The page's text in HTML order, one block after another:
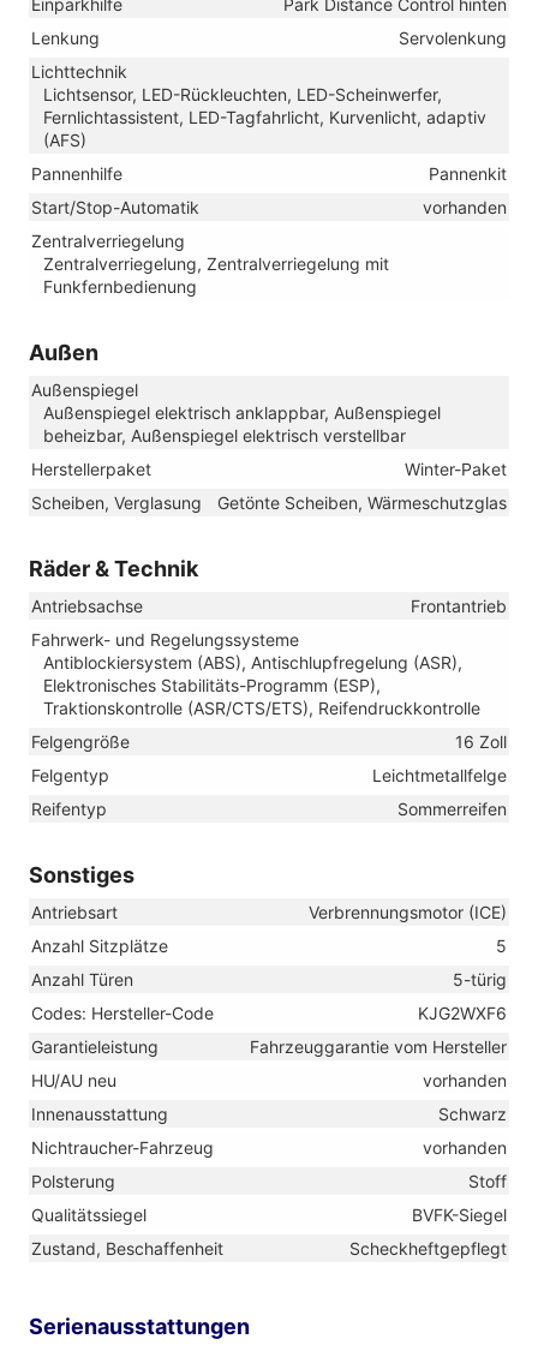
Lenkung
Servolenkung
Lichttechnik
Lichtsensor, LED-Rückleuchten, LED-Scheinwerfer,
Fernlichtassistent, LED-Tagfahrlicht, Kurvenlicht, adaptiv
(AFS)
Pannenhilfe
Pannenkit
Start/Stop-Automatik
vorhanden
Zentralverriegelung
Zentralverriegelung, Zentralverriegelung mit
Funkfernbedienung
Außen
Außenspiegel
Außenspiegel elektrisch anklappbar, Außenspiegel
beheizbar, Außenspiegel elektrisch verstellbar
Herstellerpaket
Winter-Paket
Scheiben, Verglasung
Getönte Scheiben, Wärmeschutzglas
Räder & Technik
Antriebsachse
Frontantrieb
Fahrwerk- und Regelungssysteme
Antiblockiersystem (ABS), Antischlupfregelung (ASR),
Elektronisches Stabilitäts-Programm (ESP),
Traktionskontrolle (ASR/CTS/ETS), Reifendruckkontrolle
Felgengröße
16 Zoll
Felgentyp
Leichtmetallfelge
Reifentyp
Sommerreifen
Sonstiges
Antriebsart
Verbrennungsmotor (ICE)
Anzahl Sitzplätze
5
Anzahl Türen
5-türig
Codes: Hersteller-Code
KJG2WXF6
Garantieleistung
Fahrzeuggarantie vom Hersteller
HU/AU neu
vorhanden
Innenausstattung
Schwarz
Nichtraucher-Fahrzeug
vorhanden
Polsterung
Stoff
Qualitätssiegel
BVFK-Siegel
Zustand, Beschaffenheit
Scheckheftgepflegt
Serienausstattungen